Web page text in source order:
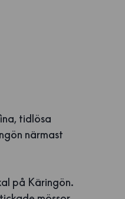
tidlösa
närmast
på Käringön.